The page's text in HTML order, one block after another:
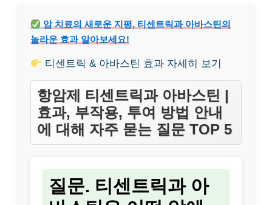
암 치료의 새로운 지평, 티센트릭과 아바스틴의
놀라운 효과 알아보세요!
티센트릭 & 아바스틴 효과 자세히 보기
항암제 티센트릭과 아바스틴 |
효과, 부작용, 투여 방법 안내
에 대해 자주 묻는 질문 TOP 5
질문. 티센트릭과 아